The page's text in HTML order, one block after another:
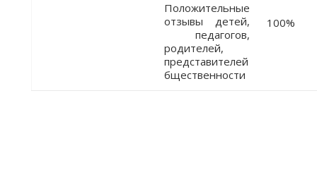
Положительные
отзывы детей,
педагогов,
родителей,
представителей
бщественности
100%